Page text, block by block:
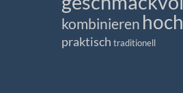
kombinieren
praktisch traditionell